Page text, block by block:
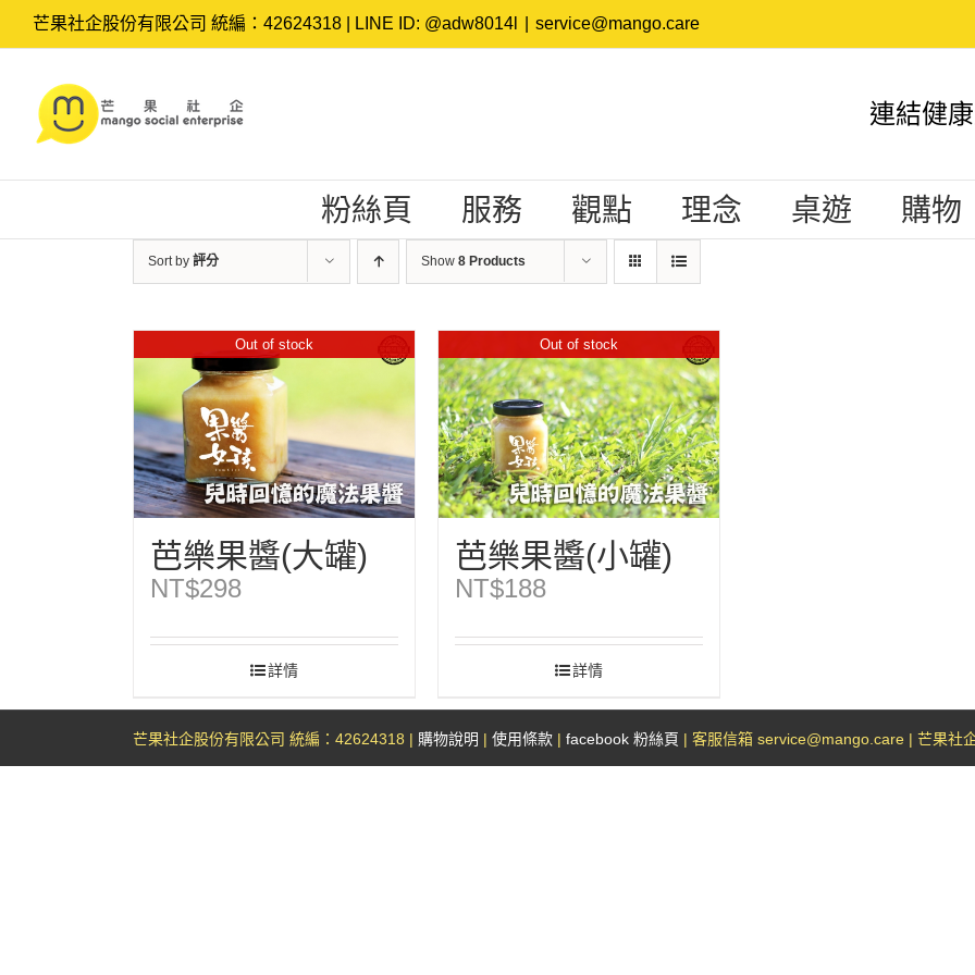
Skip
to
content
芒果社企股份有限公司 統編：42624318 | LINE ID: @adw8014l service@mango.care
連結健
粉絲頁 服務 觀點 理念 桌遊 購物
Sort by 評分 Show 8 Products
Out of stock
芭樂果醬(大罐)
NT$298
詳情
Out of stock
芭樂果醬(小罐)
NT$188
詳情
芒果社企股份有限公司 統編：42624318 | 購物說明 | 使用條款 | facebook 粉絲頁 | 客服信箱 service@mango.care | 芒果社